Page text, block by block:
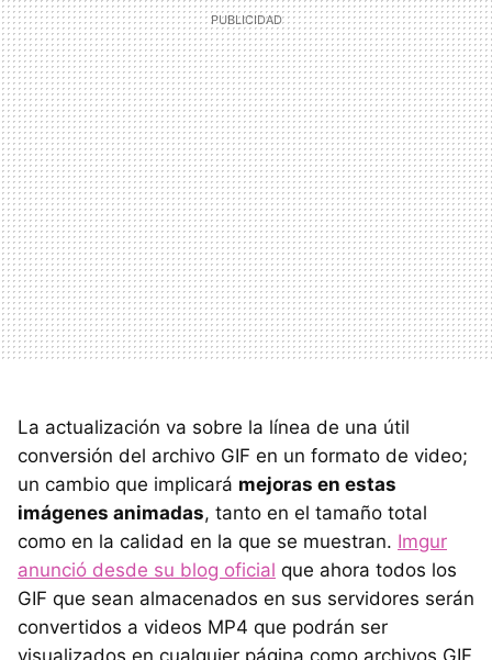
La actualización va sobre la línea de una útil
conversión del archivo GIF en un formato de video;
un cambio que implicará mejoras en estas
imágenes animadas, tanto en el tamaño total
como en la calidad en la que se muestran. Imgur
anunció desde su blog oficial que ahora todos los
GIF que sean almacenados en sus servidores serán
convertidos a videos MP4 que podrán ser
visualizados en cualquier página como archivos GIF